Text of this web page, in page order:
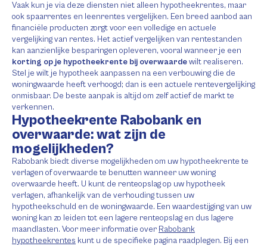
Vaak kun je via deze diensten niet alleen hypotheekrentes, maar
ook spaarrentes en leenrentes vergelijken. Een breed aanbod aan
financiële producten zorgt voor een volledige en actuele
vergelijking van rentes. Het actief vergelijken van rentestanden
kan aanzienlijke besparingen opleveren, vooral wanneer je een
korting op je hypotheekrente bij overwaardewilt realiseren.
Stel je wilt je hypotheek aanpassen na een verbouwing die de
woningwaarde heeft verhoogd; dan is een actuele rentevergelijking
onmisbaar. De beste aanpak is altijd om zelf actief de markt te
verkennen.
Hypotheekrente Rabobank en
overwaarde: wat zijn de
mogelijkheden?
Rabobank biedt diverse mogelijkheden om uw hypotheekrente te
verlagen of overwaarde te benutten wanneer uw woning
overwaarde heeft. U kunt de renteopslag op uw hypotheek
verlagen, afhankelijk van de verhouding tussen uw
hypotheekschuld en de woningwaarde. Een waardestijging van uw
woning kan zo leiden tot een lagere renteopslag en dus lagere
maandlasten. Voor meer informatie over Rabobank
hypotheekrentes kunt u de specifieke pagina raadplegen. Bij een